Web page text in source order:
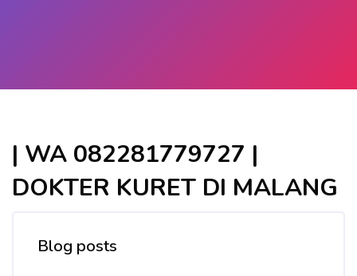
| WA 082281779727 |
DOKTER KURET DI MALANG
Blog posts